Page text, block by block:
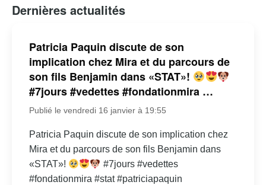
Dernières actualités
Patricia Paquin discute de son
implication chez Mira et du parcours de
son fils Benjamin dans «STAT»!
#7jours #vedettes #fondationmira …
Publié le vendredi 16 janvier à 19:55
Patricia Paquin discute de son implication chez
Mira et du parcours de son fils Benjamin dans
«STAT»!
#7jours #vedettes
#fondationmira #stat #patriciapaquin